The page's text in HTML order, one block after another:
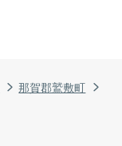
那賀郡鷲敷町